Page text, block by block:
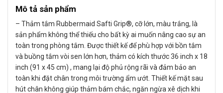
Mô tả sản phẩm
– Thảm tắm Rubbermaid Safti Grip®, cỡ lớn, màu trắng, là
sản phẩm không thể thiếu cho bất kỳ ai muốn nâng cao sự an
toàn trong phòng tắm. Được thiết kế để phù hợp với bồn tắm
và buồng tắm vòi sen lớn hơn, thảm có kích thước 36 inch x 18
inch (91 x 45 cm) , mang lại độ phủ rộng rãi và đảm bảo an
toàn khi đặt chân trong môi trường ẩm ướt. Thiết kế mặt sau
hút chân không giúp thảm bám chắc, ngăn ngừa xê dịch khi